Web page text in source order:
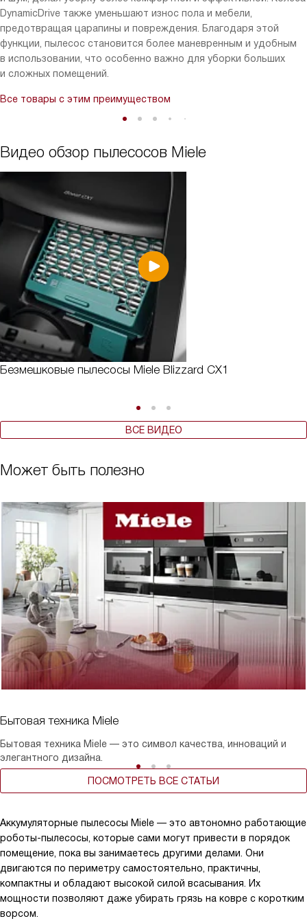
DynamicDrive также уменьшают износ пола и мебели,
предотвращая царапины и повреждения. Благодаря этой
функции, пылесос становится более маневренным и удобным
в использовании, что особенно важно для уборки больших
и сложных помещений.
Все товары с этим преимуществом
Видео обзор пылесосов Miele
Безмешковые пылесосы Miele Blizzard CX1
ВСЕ ВИДЕО
Может быть полезно
Бытовая техника Miele
Бытовая техника Miele — это символ качества, инноваций и
элегантного дизайна.
ПОСМОТРЕТЬ ВСЕ СТАТЬИ
Аккумуляторные пылесосы Miele — это автономно работающие
роботы-пылесосы, которые сами могут привести в порядок
помещение, пока вы занимаетесь другими делами. Они
двигаются по периметру самостоятельно, практичны,
компактны и обладают высокой силой всасывания. Их
мощности позволяют даже убирать грязь на ковре с коротким
ворсом.